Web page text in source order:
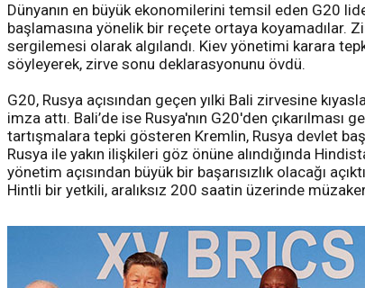
Dünyanın en büyük ekonomilerini temsil eden G20
başlamasına yönelik bir reçete ortaya koyamadılar.
sergilemesi olarak algılandı. Kiev yönetimi karara
söyleyerek, zirve sonu deklarasyonunu övdü.
G20, Rusya açısından geçen yılki Bali zirvesine
imza attı. Bali’de ise Rusya'nın G20'den
tartışmalara tepki gösteren Kremlin, Rusya devlet
Rusya ile yakın ilişkileri göz önüne alındığında
yönetim açısından büyük bir başarısızlık olacağı
Hintli bir yetkili, aralıksız 200 saatin üzerinde